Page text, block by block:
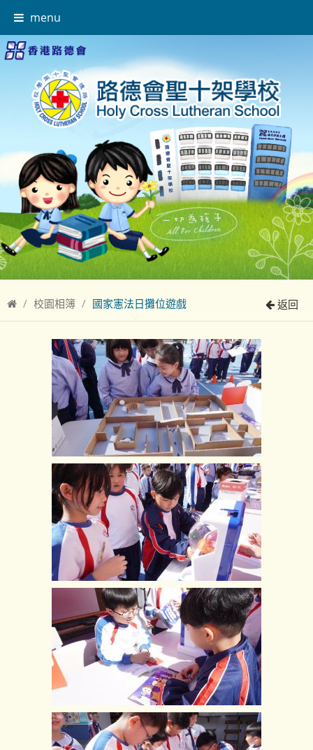
menu
校園相簿 國家憲法日攤位遊戲 返回